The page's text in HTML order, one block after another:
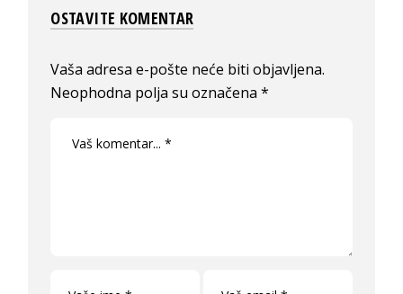
OSTAVITE KOMENTAR
Vaša adresa e-pošte neće biti objavljena.
Neophodna polja su označena*